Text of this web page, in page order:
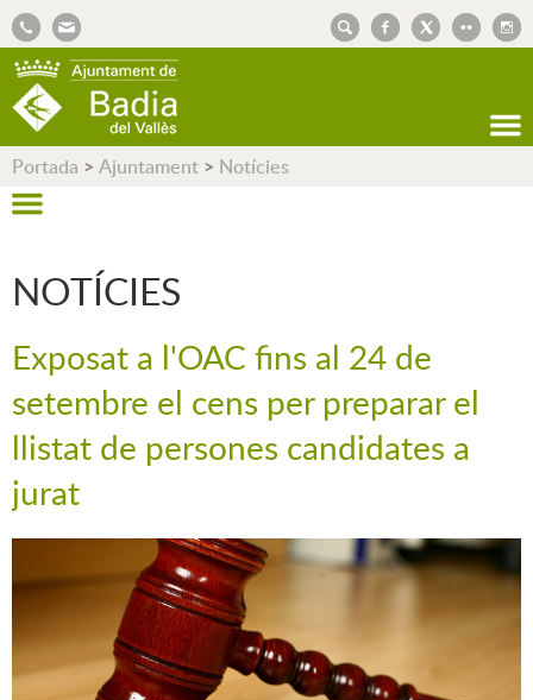
Portada > Ajuntament > Notícies
NOTÍCIES
Exposat a l'OAC fins al 24 de
setembre el cens per preparar el
llistat de persones candidates a
jurat